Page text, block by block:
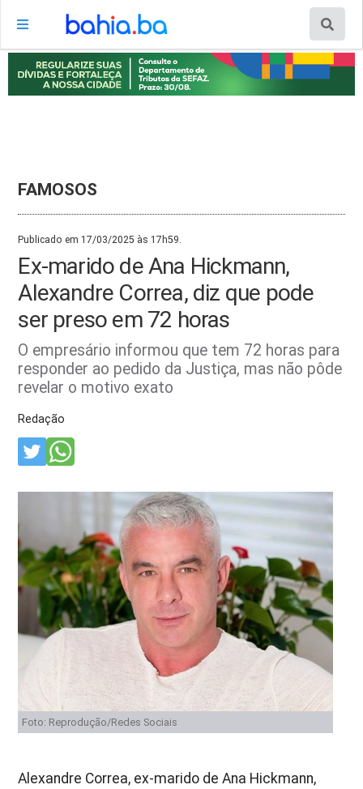
FAMOSOS
Publicado em 17/03/2025 às 17h59.
Ex-marido de Ana Hickmann,
Alexandre Correa, diz que pode
ser preso em 72 horas
O empresário informou que tem 72 horas para
responder ao pedido da Justiça, mas não pôde
revelar o motivo exato
Redação
Foto: Reprodução/Redes Sociais
Alexandre Correa, ex-marido de Ana Hickmann,